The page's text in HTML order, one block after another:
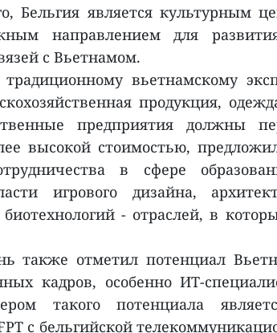
Бельгия является культурным
направлением для
с Вьетнамом.
вьетнамскому
продукция,
предприятия должны
высокой стоимостью,
в сфере
игрового дизайна,
- отраслей, в
также отметил потенциал
кадров, особенно ИТ-
такого потенциала
с бельгийской